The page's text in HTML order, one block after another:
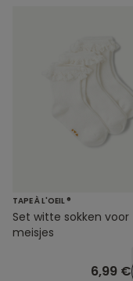
TAPE À L'OEIL ®
Set witte sokken voor
meisjes
6,99 €